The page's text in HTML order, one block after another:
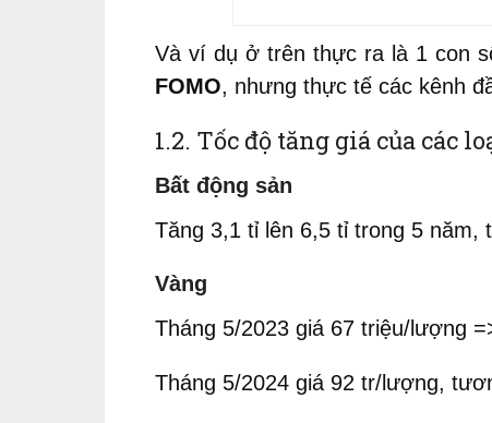
Và ví dụ ở trên thực ra là 1 con
FOMO, nhưng thực tế các kênh
1.2. Tốc độ tăng giá của các
Bất động sản
Tăng 3,1 tỉ lên 6,5 tỉ trong 5
Vàng
Tháng 5/2023 giá 67 triệu/lượng
Tháng 5/2024 giá 92 tr/lượng,